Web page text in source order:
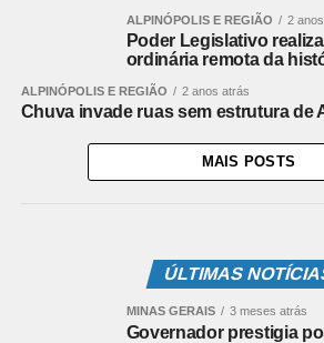
ALPINÓPOLIS E REGIÃO 2
Poder Legislativo
ordinária remota da
ALPINÓPOLIS E REGIÃO 2 anos atrás
Chuva invade ruas sem estrutura de
MAIS POSTS
ÚLTIMAS
MINAS GERAIS 3 meses atrás
Governador prestigia